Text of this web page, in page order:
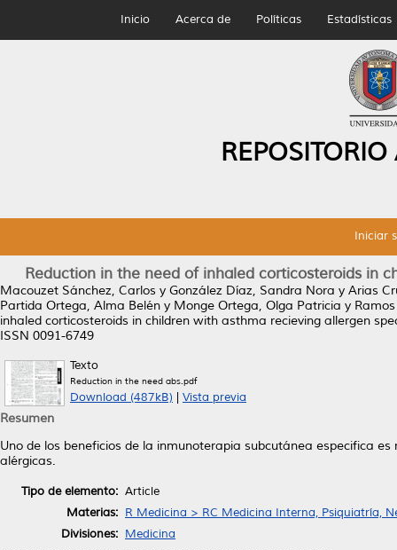
Inicio Acerca de Políticas Estadísticas
Iniciar
Reduction in the need of inhaled corticosteroids in
Macouzet Sánchez, Carlos y González Díaz, Sandra Nora y Arias
Partida Ortega, Alma Belén y Monge Ortega, Olga Patricia y
inhaled corticosteroids in children with asthma recieving allergen
ISSN 0091-6749
Texto
Reduction in the need abs.pdf
Download (487kB) Vista previa
Resumen
Uno de los beneficios de la inmunoterapia subcutánea especifica
alérgicas.
Tipo de elemento: Article
Materias: R Medicina > RC Medicina Interna, Psiquiatría,
Divisiones: Medicina